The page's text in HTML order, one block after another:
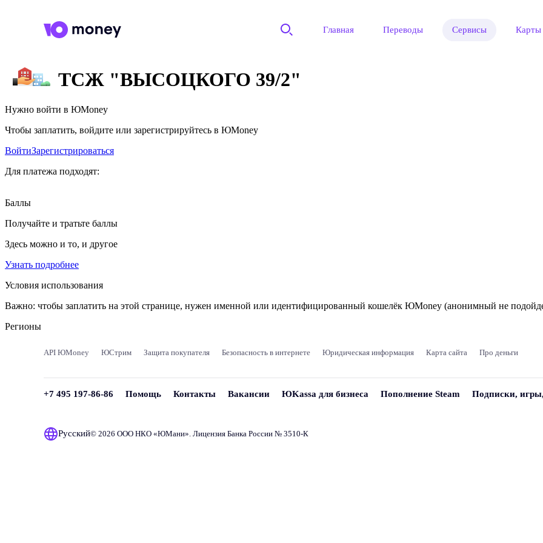
Главная Переводы Сервисы Карты
ТСЖ "ВЫСОЦКОГО 39/2"
Нужно войти в ЮMoney
Чтобы заплатить, войдите или зарегистрируйтесь в ЮMoney
ВойтиЗарегистрироваться
Для платежа подходят:
Баллы
Получайте и тратьте баллы
Здесь можно и то, и другое
Узнать подробнее
Условия использования
Важно: чтобы заплатить на этой странице, нужен именной или идентифицированный кошелёк ЮMoney (анонимный не
Регионы
API ЮMoney ЮСтрим Защита покупателя Безопасность в интернете Юридическая информация Карта сайта Про деньги
+7 495 197-86-86 Помощь Контакты Вакансии ЮKassa для бизнеса Пополнение Steam Подписки,
Русский© 2026 ООО НКО «ЮМани». Лицензия Банка России № 3510‑К